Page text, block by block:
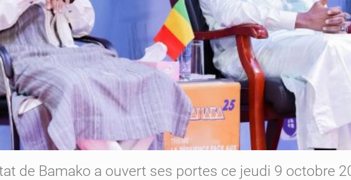
de Bamako a ouvert ses portes ce jeudi 9 octobre